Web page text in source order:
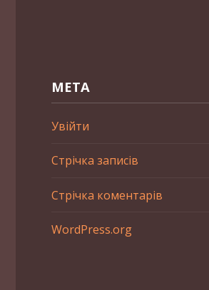
МЕТА
Увійти
Стрічка записів
Стрічка коментарів
WordPress.org